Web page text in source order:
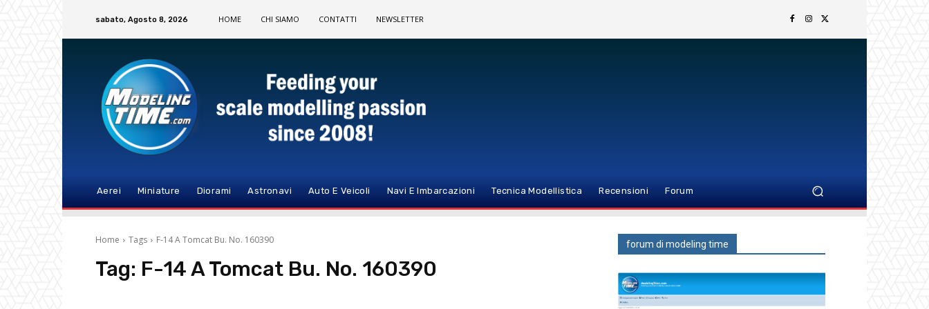
sabato, Agosto 8, 2026 HOME CHI SIAMO CONTATTI NEWSLETTER
Aerei Miniature Diorami Astronavi Auto E Veicoli Navi E Imbarcazioni Tecnica Modellistica Recensioni Forum
Home Tags F-14 A Tomcat Bu. No. 160390
Tag: F-14 A Tomcat Bu. No. 160390
forum di modeling time